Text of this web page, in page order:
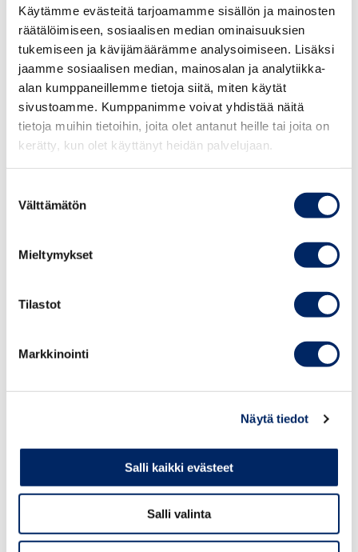
Käytämme evästeitä tarjoamamme sisällön ja mainosten
räätälöimiseen, sosiaalisen median ominaisuuksien
tukemiseen ja kävijämäärämme analysoimiseen. Lisäksi
jaamme sosiaalisen median, mainosalan ja analytiikka-
alan kumppaneillemme tietoja siitä, miten käytät
sivustoamme. Kumppanimme voivat yhdistää näitä
tietoja muihin tietoihin, joita olet antanut heille tai joita on
kerätty, kun olet käyttänyt heidän palvelujaan.
valinta
Välttämätön
Mieltymykset
Tilastot
Markkinointi
Näytä tiedot
Salli kaikki evästeet
Salli valinta
vauras, avoin ja kilpailukykyinen Suomi.
Sellainen Suomi on paras aivan jokaiselle, niin
yksilöille, yrityksille kuin elinkeinoelämällekin.
Se on missiomme.
Visio
Tulevaisuuden Suomi on rakennettu vahvojen
toimiva markkinatalous ja vapaa kilpailu sekä
mahdollisuuksien tasa-arvo jokaiselle ihmiselle
menestyä sen mukaisesti.
Toiminnan arvot
luotettavuus, asiantuntijuus, yhteistyö ja
Toiminnan painopisteet
Toimintamme päämääränä on vaikuttavuus.
rahavirroista ja resursseista sekä näkyvyydestä
ja relevanttiudesta. Elinkeinoelämän ja yritysten